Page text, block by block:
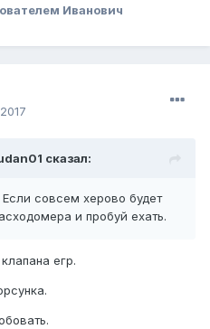
Иванович
сказал:
совсем херово будет
и пробуй ехать.
егр.